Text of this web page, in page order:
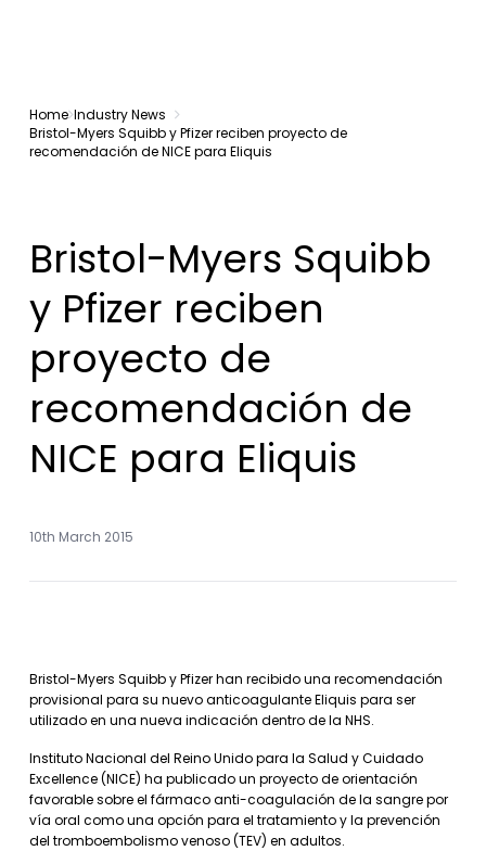
Home Industry News
Bristol-Myers Squibb y Pfizer reciben proyecto de
recomendación de NICE para Eliquis
Bristol-Myers Squibb
y Pfizer reciben
proyecto de
recomendación de
NICE para Eliquis
10th March 2015
Bristol-Myers Squibb y Pfizer han recibido una recomendación
provisional para su nuevo anticoagulante Eliquis para ser
utilizado en una nueva indicación dentro de la NHS.
Instituto Nacional del Reino Unido para la Salud y Cuidado
Excellence (NICE) ha publicado un proyecto de orientación
favorable sobre el fármaco anti-coagulación de la sangre por
vía oral como una opción para el tratamiento y la prevención
del tromboembolismo venoso (TEV) en adultos.